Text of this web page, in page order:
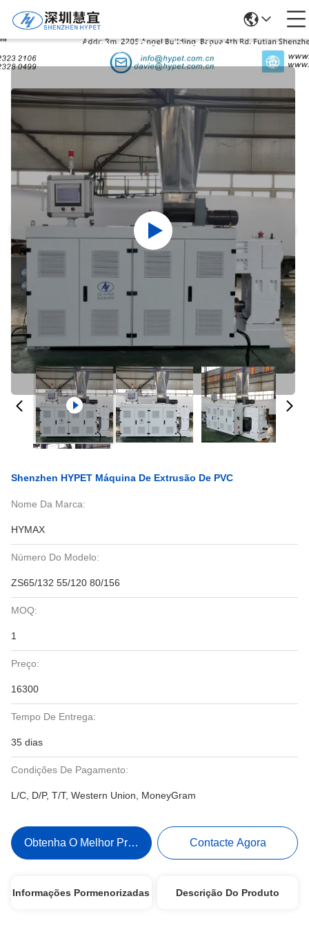
Detalhes Dos Produtos
Shenzhen HYPET Máquina De Extrusão De PVC
Nome Da Marca:
HYMAX
Número Do Modelo:
ZS65/132 55/120 80/156
MOQ:
1
Preço:
16300
Tempo De Entrega:
35 dias
Condições De Pagamento:
L/C, D/P, T/T, Western Union, MoneyGram
Obtenha O Melhor Preço Contacte Agora
Informações Pormenorizadas Descrição Do Produto